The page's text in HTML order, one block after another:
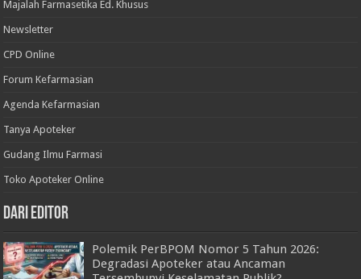
Majalah Farmasetika Ed. Khusus
Newsletter
CPD Online
Forum Kefarmasian
Agenda Kefarmasian
Tanya Apoteker
Gudang Ilmu Farmasi
Toko Apoteker Online
Dari Editor
Polemik PerBPOM Nomor 5 Tahun 2026:
Degradasi Apoteker atau Ancaman